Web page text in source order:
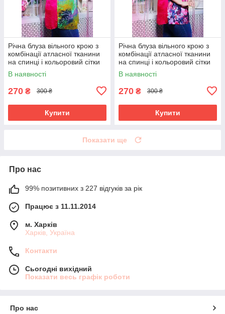
Річна блуза вільного крою з
комбінації атласної тканини
на спинці і кольоровий сітки
великого розміру 52-62
В наявності
270 ₴ 300 ₴
Купити
Річна блуза вільного крою з
комбінації атласної тканини
на спинці і кольоровий сітки
великого розміру 52-62
В наявності
270 ₴ 300 ₴
Купити
Показати ще
Про нас
99% позитивних з 227 відгуків за рік
Працює з 11.11.2014
м. Харків
Харків, Україна
Контакти
Сьогодні вихідний
Показати весь графік роботи
Про нас